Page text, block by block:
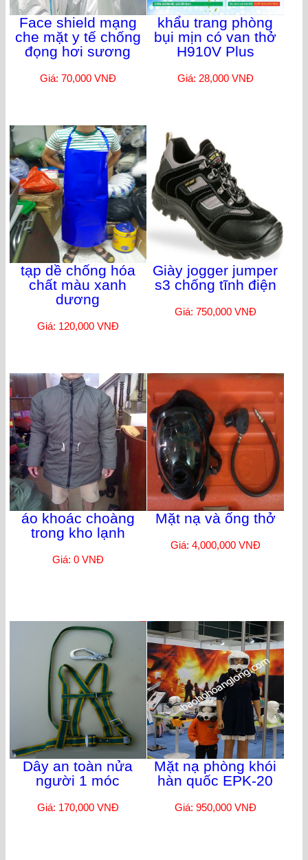
Face shield mạng
che mặt y tế chống
đọng hơi sương
Giá: 70,000 VNĐ
khẩu trang phòng
bụi mịn có van thở
H910V Plus
Giá: 28,000 VNĐ
tạp dề chống hóa
chất màu xanh
dương
Giá: 120,000 VNĐ
Giày jogger jumper
s3 chống tĩnh điện
Giá: 750,000 VNĐ
áo khoác choàng
trong kho lạnh
Giá: 0 VNĐ
Mặt nạ và ống thở
Giá: 4,000,000 VNĐ
Dây an toàn nửa
người 1 móc
Giá: 170,000 VNĐ
Mặt nạ phòng khói
hàn quốc EPK-20
Giá: 950,000 VNĐ